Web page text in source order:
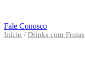
content
Fale Conosco
Início / Drinks com Frutas